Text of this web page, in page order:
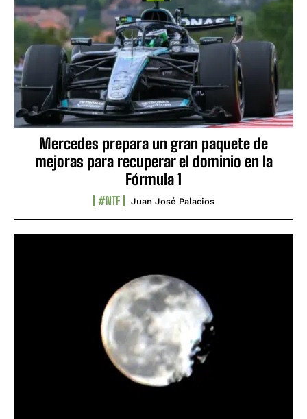
Mercedes prepara un gran paquete de
mejoras para recuperar el dominio en la
Fórmula 1
#NTF Juan José Palacios